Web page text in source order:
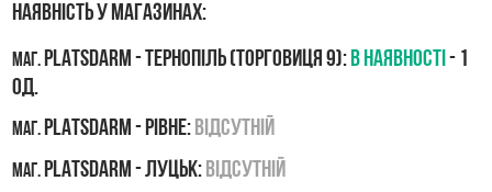
Наявність у магазинах:
маг.PLATSDARM - Тернопіль (Торговиця 9):В наявності- 1
од.
маг.PLATSDARM - Рівне:Відсутній
маг.PLATSDARM - Луцьк: Відсутній